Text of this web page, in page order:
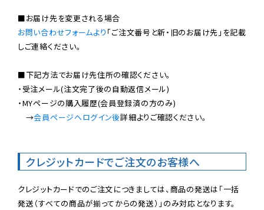
お問い合わせフォームより 「ご注文番号と新・旧のお届け先」を記載
しご連絡ください。
■下記方法でお届け先住所の確認ください。
・受注メール(注文完了後の自動返信メール)
・MYページの購入履歴(会員登録済の方のみ)
→会員ページへログイン後詳細よりご確認ください。
クレジットカードでご注文のお客様へ
クレジットカードでのご注文につきましては、商品の発送は「一括
発送（すべての商品が揃ってからの発送）」のみ対応となります。